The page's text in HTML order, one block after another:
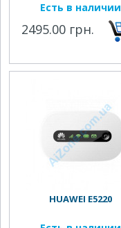
Есть в наличии
2495.00 грн.
HUAWEI E5220